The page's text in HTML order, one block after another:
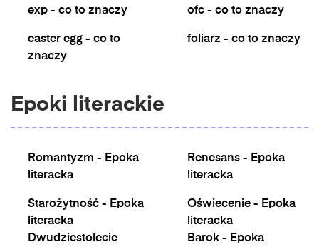
exp - co to znaczy
easter egg - co to
znaczy
ofc - co to znaczy
foliarz - co to znaczy
Epoki literackie
Romantyzm - Epoka
literacka
Starożytność - Epoka
literacka
Renesans - Epoka
literacka
Oświecenie - Epoka
literacka
Dwudziestolecie
Barok - Epoka